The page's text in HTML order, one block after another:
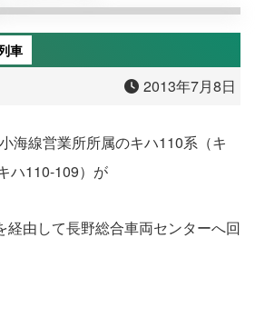
車
2013年7月8日
海線営業所所属のキハ110系（キ
ハ110-109）が
経由して長野総合車両センターへ回